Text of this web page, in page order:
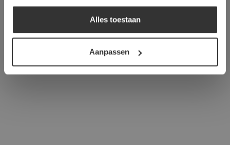
Alles toestaan
Aanpassen
ALLES AFWIJZEN
DETAILS WEERGEVEN